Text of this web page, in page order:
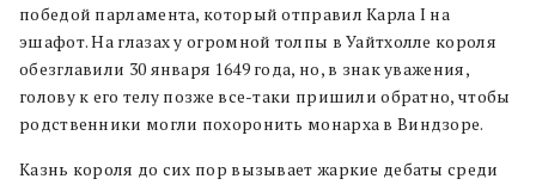
победой парламента, который отправил Карла I на
эшафот. На глазах у огромной толпы в Уайтхолле короля
обезглавили 30 января 1649 года, но, в знак уважения,
голову к его телу позже все-таки пришили обратно, чтобы
родственники могли похоронить монарха в Виндзоре.
Казнь короля до сих пор вызывает жаркие дебаты среди